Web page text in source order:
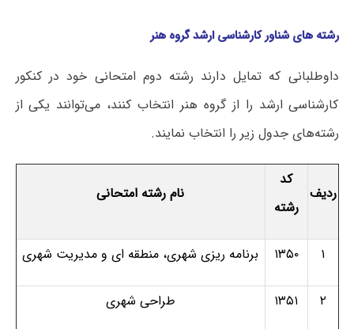
رشته های شناور کارشناسی ارشد گروه هنر
داوطلبانی که تمایل دارند رشته دوم امتحانی خود در کنکور
کارشناسی ارشد را از گروه هنر انتخاب کنند، می‌توانند یکی از
رشته‌های جدول زیر را انتخاب نمایند.
ردیف
کد
رشته
نام رشته امتحانی
۱ ۱۳۵۰ برنامه ریزی شهری، منطقه ای و مدیریت شهری
۲ ۱۳۵۱ طراحی شهری